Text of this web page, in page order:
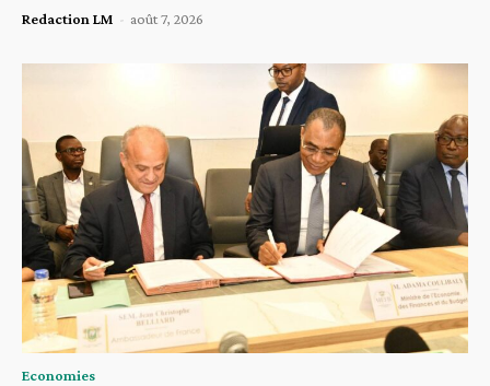
Redaction LM - août 7, 2026
Economies